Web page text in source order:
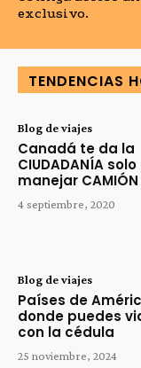
exclusivo.
TENDENCIAS
Blog de viajes
Canadá te da la
CIUDADANÍA
manejar CAMIÓN
4 septiembre, 2020
Blog de viajes
Países de
donde puedes
con la cédula
25 noviembre, 2024